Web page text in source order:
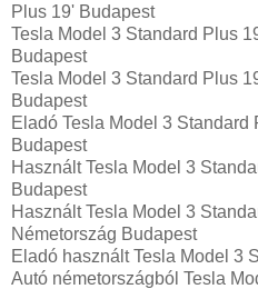
Plus 19' Budapest
Tesla Model 3 Standard Plus
Budapest
Tesla Model 3 Standard Plus
Budapest
Eladó Tesla Model 3 Standard
Budapest
Használt Tesla Model 3
Budapest
Használt Tesla Model 3
Németország Budapest
Eladó használt Tesla Model 3
Autó németországból Tesla